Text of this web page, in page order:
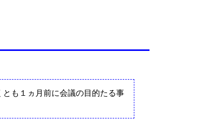
も１ヵ月前に会議の目的たる事